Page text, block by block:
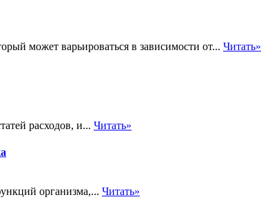
может варьироваться в зависимости от... Читать»
расходов, и... Читать»
организма,... Читать»